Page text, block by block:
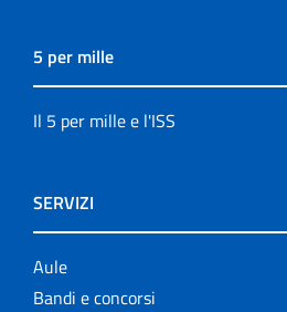
5 per mille
Il 5 per mille e l'ISS
SERVIZI
Aule
Bandi e concorsi